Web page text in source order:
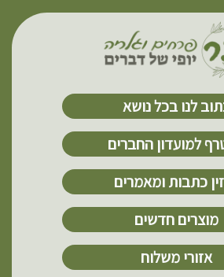
לנו בכל נושא
למועדון החברים
כתבות ומאמרים
מוצרים חדשים
אזורי משלוח